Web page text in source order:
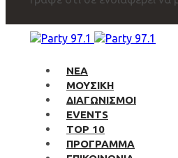
ΝΕΑ
ΜΟΥΣΙΚΗ
ΔΙΑΓΩΝΙΣΜΟΙ
EVENTS
TOP 10
ΠΡΟΓΡΑΜΜΑ